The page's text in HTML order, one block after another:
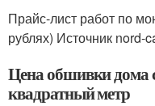
Прайс-лист работ по
рублях) Источник nord-
Цена обшивки дома
квадратный метр